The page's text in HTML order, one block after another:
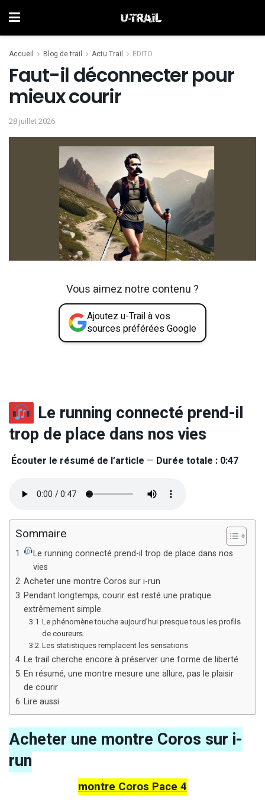
Accueil Blog de trail Actu Trail EDITO
Faut-il déconnecter pour
mieux courir
28 juillet 2026
Vous aimez notre contenu ?
Ajoutez u-Trail à vos
sources préférées Google
Le running connecté prend-il
trop de place dans nos vies
Écouter le résumé de l’article — Durée totale : 0:47
Sommaire
Le running connecté prend-il trop de place dans nos
vies
Acheter une montre Coros sur i-run
Pendant longtemps, courir est resté une pratique
extrêmement simple.
Le phénomène touche aujourd’hui presque tous les profils
de coureurs.
Les statistiques remplacent les sensations
Le trail cherche encore à préserver une forme de liberté
En résumé, une montre mesure une allure, pas le plaisir
de courir
Lire aussi
Acheter une montre Coros sur i-
run
montre Coros Pace 4